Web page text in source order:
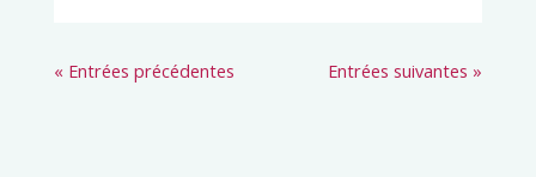
« Entrées précédentes Entrées suivantes »